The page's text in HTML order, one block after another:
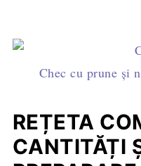
Chec cu prune și
REȚETA
CANTITĂȚI